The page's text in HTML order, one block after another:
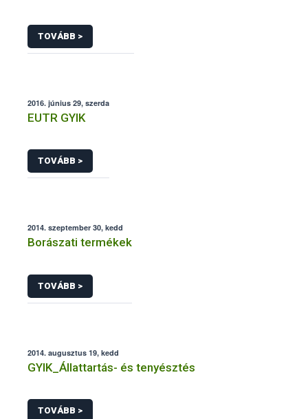
TOVÁBB >
2016. június 29, szerda
EUTR GYIK
TOVÁBB >
2014. szeptember 30, kedd
Borászati termékek
TOVÁBB >
2014. augusztus 19, kedd
GYIK_Állattartás- és tenyésztés
TOVÁBB >